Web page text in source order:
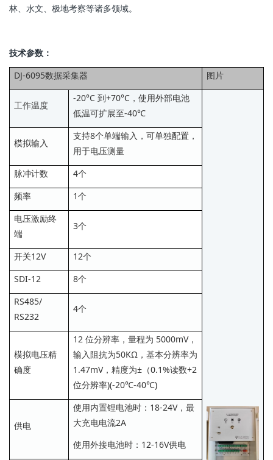
林、水文、极地考察等诸多领域。
技术参数：
DJ-6095数据采集器
图片
工作温度
-20°C 到+70°C，使用外部电池
低温可扩展至-40℃
模拟输入
支持8个单端输入，可单独配置，
用于电压测量
脉冲计数
4个
频率
1个
电压激励终
端
3个
开关12V
12个
SDI-12
8个
RS485/
RS232
4个
模拟电压精
确度
12 位分辨率，量程为 5000mV，
输入阻抗为50KΩ，基本分辨率为
1.47mV，精度为±（0.1%读数+2
位分辨率)(-20℃-40℃)
供电
使用内置锂电池时：18-24V，最
大充电电流2A
使用外接电池时：12-16V供电